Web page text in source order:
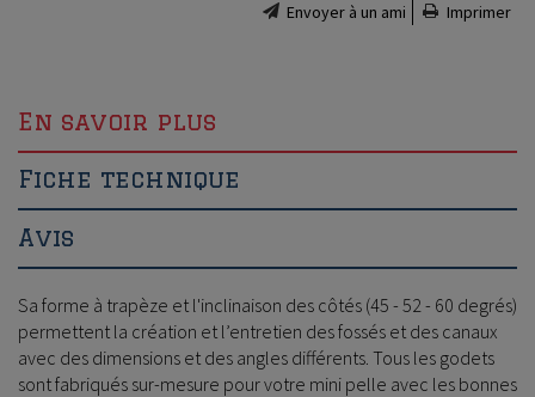
Envoyer à un ami Imprimer
En savoir plus
Fiche technique
Avis
Sa forme à trapèze et l'inclinaison des côtés (45 - 52 - 60 degrés)
permettent la création et l’entretien des fossés et des canaux
avec des dimensions et des angles différents. Tous les godets
sont fabriqués sur-mesure pour votre mini pelle avec les bonnes